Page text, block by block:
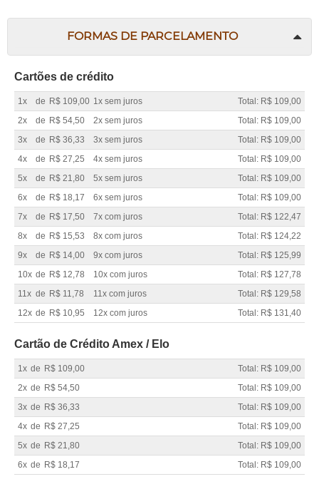
FORMAS DE PARCELAMENTO
Cartões de crédito
1x de R$ 109,00 1x sem juros
Total: R$ 109,00
2x
de R$ 54,50 2x sem juros
Total: R$ 109,00
3x
de R$ 36,33 3x sem juros
Total: R$ 109,00
4x
de R$ 27,25 4x sem juros
Total: R$ 109,00
5x
de R$ 21,80 5x sem juros
Total: R$ 109,00
6x
de R$ 18,17 6x sem juros
Total: R$ 109,00
7x
de R$ 17,50 7x com juros
Total: R$ 122,47
8x
de R$ 15,53 8x com juros
Total: R$ 124,22
9x
de R$ 14,00 9x com juros
Total: R$ 125,99
10x de R$ 12,78 10x com juros
Total: R$ 127,78
11x de R$ 11,78 11x com juros
Total: R$ 129,58
12x de R$ 10,95 12x com juros Total: R$ 131,40
Cartão de Crédito Amex / Elo
1x de R$ 109,00
Total: R$ 109,00
2x de R$ 54,50
Total: R$ 109,00
3x de R$ 36,33
Total: R$ 109,00
4x de R$ 27,25
Total: R$ 109,00
5x de R$ 21,80
Total: R$ 109,00
6x de R$ 18,17 Total: R$ 109,00